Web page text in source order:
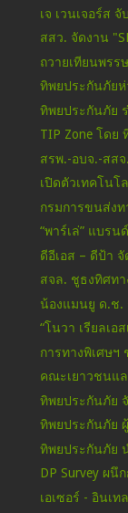
เจ เวนเจอร์ส
สสว. จัดงาน
ถวายเทียนพร
ทิพยประกันภัยห่
ทิพยประกันภัย
TIP Zone โดย
สรพ.-อบจ.-สส
เปิดตัวเทคโนโ
กรมการขนส่งท
“พาร์เล่” แบร
ดีอีเอส – ดีป้า จั
สจล. ชูธงทิศท
น้องแมนยู ด.ช.
“โนวา เรียลเ
การทางพิเศษ
คณะเยาวชนแล
ทิพยประกันภัย
ทิพยประกันภัย
ทิพยประกันภัย
DP Survey ผนึ
เอเซอร์ - อินเ